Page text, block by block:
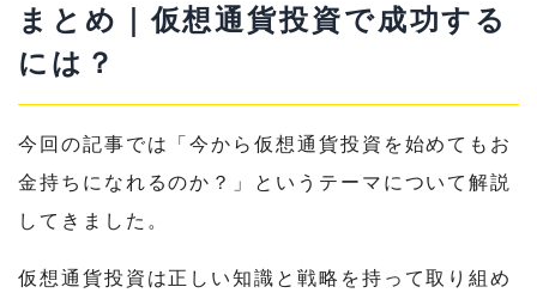
まとめ｜仮想通貨投資で成功する
には？
今回の記事では「今から仮想通貨投資を始めてもお
金持ちになれるのか？」というテーマについて解説
してきました。
仮想通貨投資は正しい知識と戦略を持って取り組め